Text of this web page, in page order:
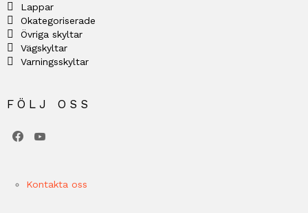
Lappar
Okategoriserade
Övriga skyltar
Vägskyltar
Varningsskyltar
FÖLJ OSS
Kontakta oss